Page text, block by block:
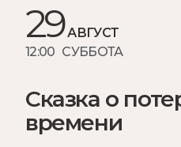
29 АВГУСТ
12:00 СУББОТА
Сказка о
времени